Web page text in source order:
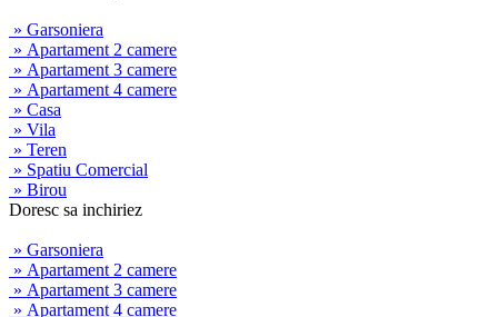
» Garsoniera
» Apartament 2 camere
» Apartament 3 camere
» Apartament 4 camere
» Casa
» Vila
» Teren
» Spatiu Comercial
» Birou
Doresc sa inchiriez
» Garsoniera
» Apartament 2 camere
» Apartament 3 camere
» Apartament 4 camere